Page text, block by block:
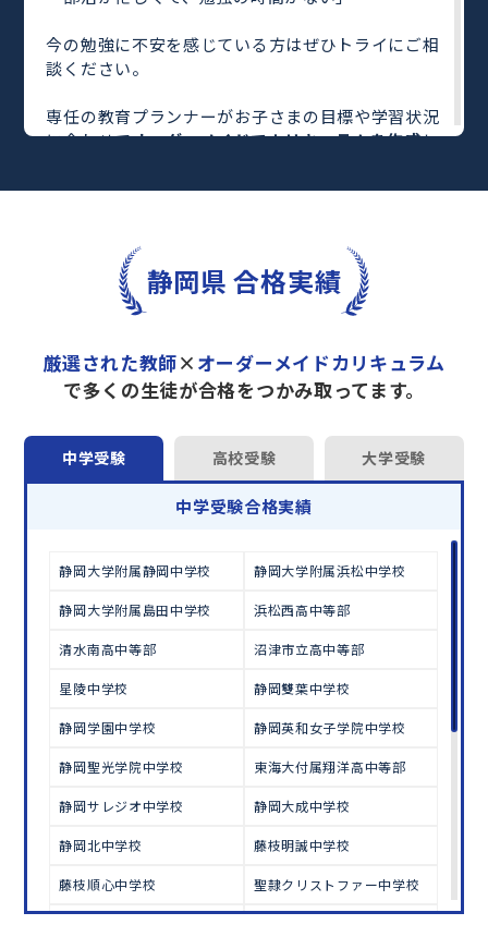
今の勉強に不安を感じている方はぜひトライにご相
談ください。
専任の教育プランナーがお子さまの目標や学習状況
に合わせてオーダーメイドでカリキュラムを作成し
完全マンツーマンで自分に合った教師がわかるまで
さらに、単元別の学習の理解度がわかる「AI学習診
や授業内容や授業以外の勉強をナビゲートする
「DAILY TRY」
など、豊富な学習コンテンツが
トライで一緒に“自己最高得点”を目指しません
か？
オンラインでの学習面談も承っております。
学習相談のお申し込みはこちら
静岡県 合格実績
厳選された教師× オーダーメイドカリキュラム
で多くの生徒が合格をつかみ取ってます。
中学受験 高校受験 大学受験
中学受験合格実績
静岡大学附属静岡中学校 静岡大学附属浜松中学校
静岡大学附属島田中学校 浜松西高中等部
清水南高中等部 沼津市立高中等部
星陵中学校 静岡雙葉中学校
静岡学園中学校 静岡英和女子学院中学校
静岡聖光学院中学校 東海大付属翔洋高中等部
静岡サレジオ中学校 静岡大成中学校
静岡北中学校 藤枝明誠中学校
藤枝順心中学校 聖隷クリストファー中学校